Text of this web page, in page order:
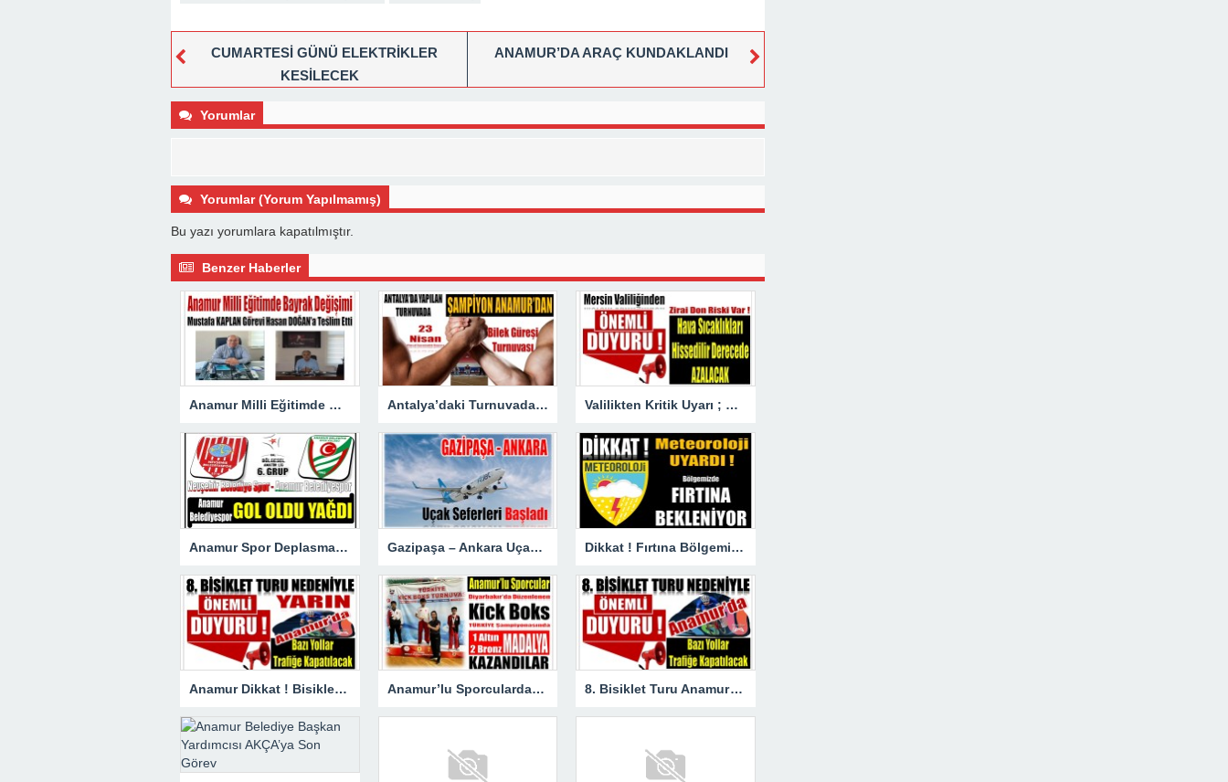
CUMARTESİ GÜNÜ ELEKTRİKLER
KESİLECEK
ANAMUR’DA ARAÇ KUNDAKLANDI
Yorumlar
Yorumlar (Yorum Yapılmamış)
Bu yazı yorumlara kapatılmıştır.
Benzer Haberler
Anamur Milli Eğitimde Görev Değişimi : Hasan DOĞAN Atandı Antalya’daki Turnuvada Şampiyon Anamur’dan Valilikten Kritik Uyarı ; Hava Sıcaklığı Hissedilir Derecede Azalacak!
Anamur Spor Deplasmanda Gol Oldu Yağdı! Gazipaşa – Ankara Uçak Seferleri Başladı Dikkat ! Fırtına Bölgemizde Etkili Olacak
Anamur Dikkat ! Bisiklet Yarışı Nedeniyle Bazı Yollar Kapanacak Anamur’lu Sporculardan Büyük Başarı ; 1 Altın 2 Bronz Madalya Kazandılar 8. Bisiklet Turu Anamur’dan Başlıyor. Bazı Yollar Trafiğe Kapatılacak